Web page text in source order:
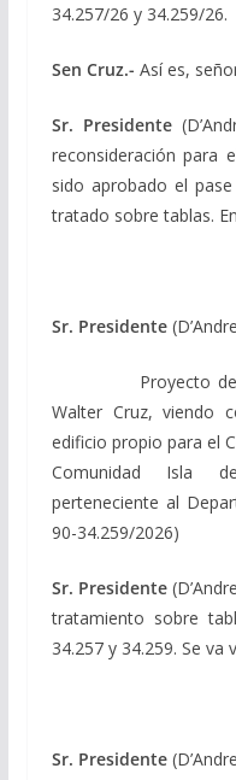
34.257/26 y 34.259/26.
Sen Cruz.- Así es,
Sr. Presidente
reconsideración para
sido aprobado el
tratado sobre tablas.
Sr. Presidente
Proyecto de
Walter Cruz, viendo
edificio propio para el
Comunidad Isla
perteneciente al
90-34.259/2026)
Sr. Presidente
tratamiento sobre
34.257 y 34.259. Se va
Sr. Presidente